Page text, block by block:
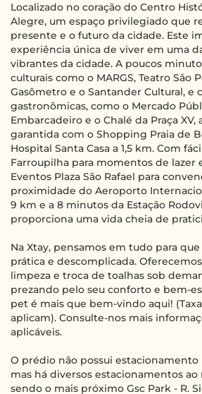
Localizado no coração do Centro
Alegre, um espaço privilegiado que
presente e o futuro da cidade. Este
experiência única de viver em uma
vibrantes da cidade. A poucos
culturais como o MARGS, Teatro São
Gasômetro e o Santander Cultural, e
gastronômicas, como o Mercado
Embarcadeiro e o Chalé da Praça XV,
garantida com o Shopping Praia de
Hospital Santa Casa a 1,5 km. Com
Farroupilha para momentos de lazer
Eventos Plaza São Rafael para
proximidade do Aeroporto
9 km e a 8 minutos da Estação
proporciona uma vida cheia de
Na Xtay, pensamos em tudo para
prática e descomplicada.
limpeza e troca de toalhas sob
prezando pelo seu conforto e bem-
pet é mais que bem-vindo aqui!
aplicam). Consulte-nos mais
aplicáveis.
O prédio não possui
mas há diversos estacionamentos
sendo o mais próximo Gsc Park - R.